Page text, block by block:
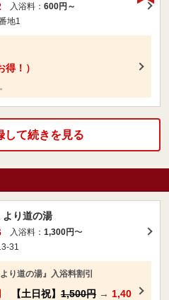
入浴料： 600円～
地1
！）
して続きを見る
より道の湯
入浴料： 1,300円〜
31
り道の湯』入浴料割引
【土日祝】 1,500円 → 1,40